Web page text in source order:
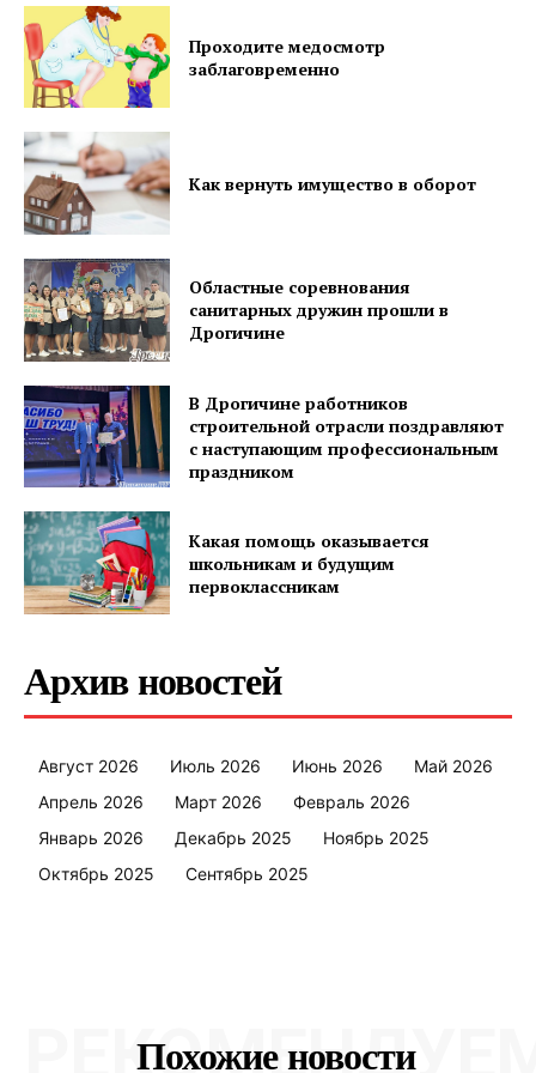
Контакты
Правила использования материалов
Электронные обращения
Проходите медосмотр
заблаговременно
Как вернуть имущество в оборот
Областные соревнования
санитарных дружин прошли в
Дрогичине
В Дрогичине работников
строительной отрасли поздравляют
с наступающим профессиональным
праздником
Какая помощь оказывается
школьникам и будущим
первоклассникам
Архив новостей
Август 2026 Июль 2026 Июнь 2026
Май 2026
Апрель 2026
Март 2026
Февраль 2026
Январь 2026
Декабрь 2025
Ноябрь 2025
Октябрь 2025
Сентябрь 2025
Похожие новости